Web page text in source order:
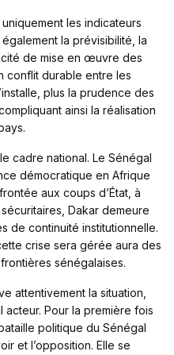
les indicateurs
la prévisibilité, la
de mise en œuvre des
conflit durable entre les
plus la prudence des
ainsi la réalisation
cadre national. Le Sénégal
démocratique en Afrique
aux coups d’État, à
Dakar demeure
de continuité institutionnelle.
crise sera gérée aura des
sénégalaises.
attentivement la situation,
acteur. Pour la première fois
politique du Sénégal
et l’opposition. Elle se